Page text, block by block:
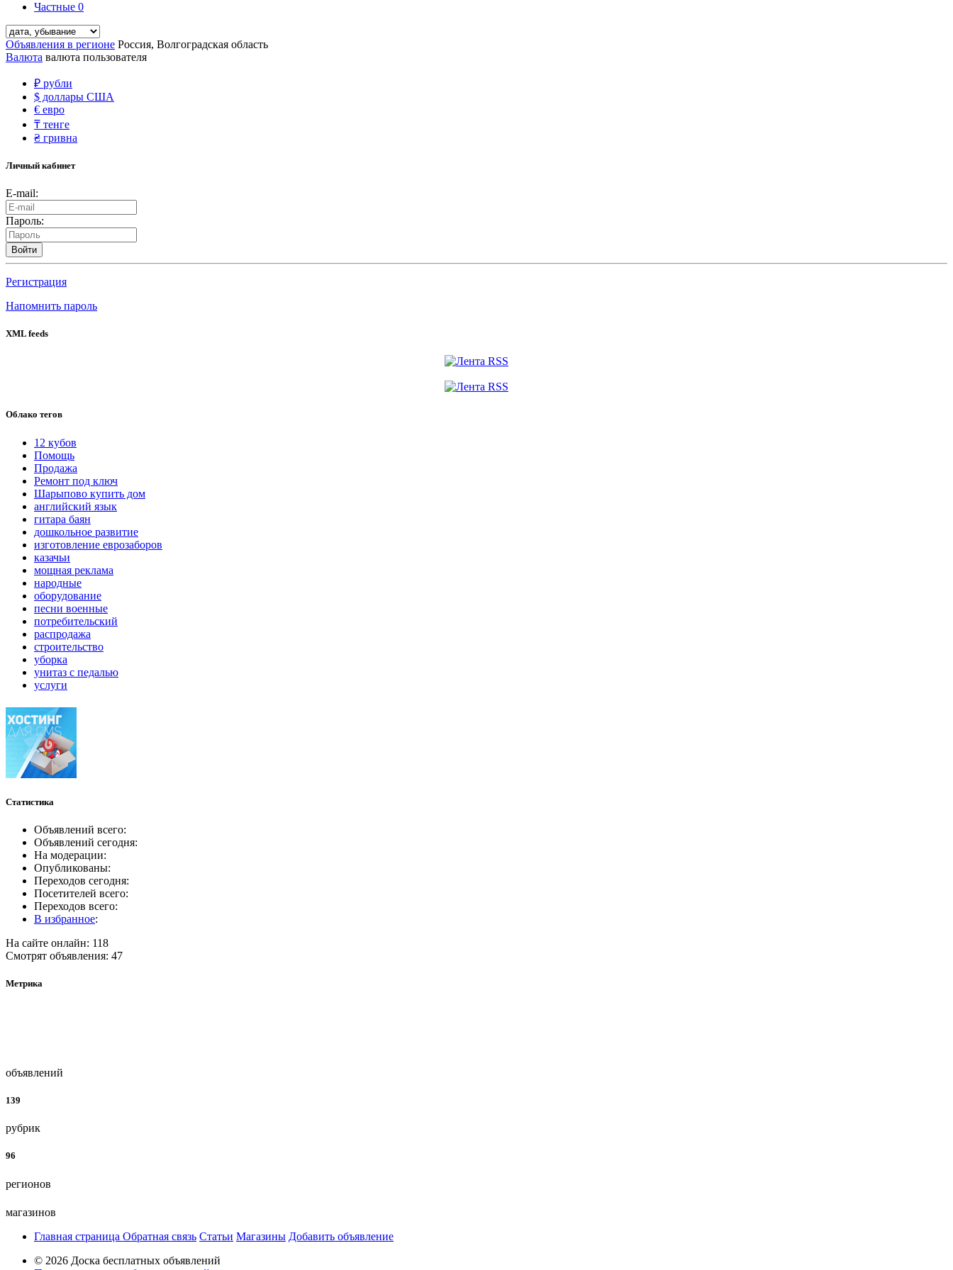
Частные 0
Объявления в регионе Россия, Волгоградская область
Валюта валюта пользователя
₽ рубли
$ доллары США
€ евро
₸ тенге
₴ гривна
Личный кабинет
E-mail:
Пароль:
Войти
Регистрация
Напомнить пароль
XML feeds
Облако тегов
12 кубов
Помощь
Продажа
Ремонт под ключ
Шарыпово купить дом
английский язык
гитара баян
дошкольное развитие
изготовление еврозаборов
казачьи
мощная реклама
народные
оборудование
песни военные
потребительский
распродажа
строительство
уборка
унитаз с педалью
услуги
Статистика
Объявлений всего:
Объявлений сегодня:
На модерации:
Опубликованы:
Переходов сегодня:
Посетителей всего:
Переходов всего:
В избранное:
На сайте онлайн: 118
Смотрят объявления: 47
Метрика
объявлений
139
рубрик
96
регионов
магазинов
Главная страница Обратная связь Статьи Магазины Добавить объявление
© 2026 Доска бесплатных объявлений